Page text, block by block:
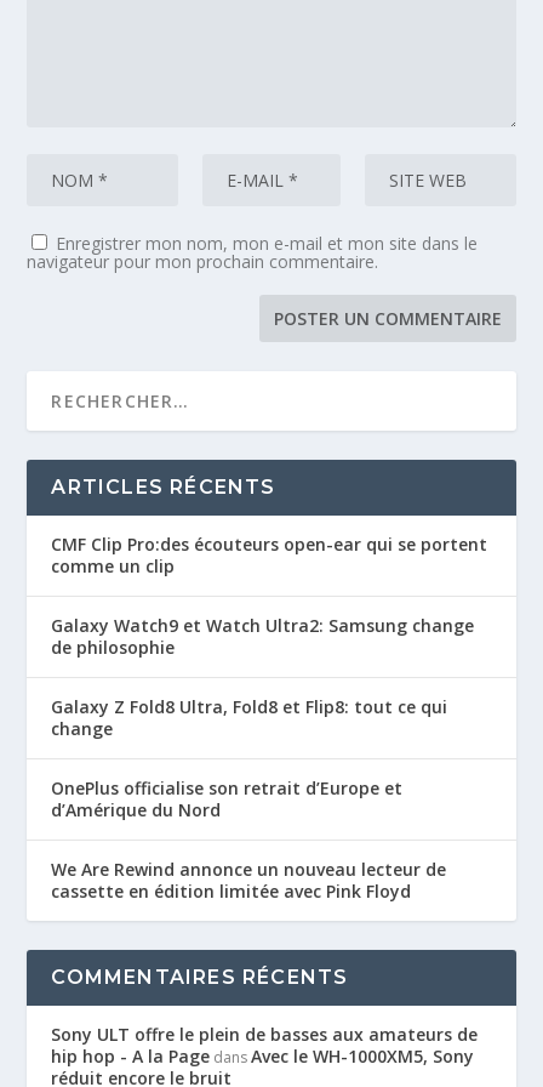
Enregistrer mon nom, mon e-mail et mon site dans le
navigateur pour mon prochain commentaire.
ARTICLES RÉCENTS
CMF Clip Pro:des écouteurs open-ear qui se portent
comme un clip
Galaxy Watch9 et Watch Ultra2: Samsung change
de philosophie
Galaxy Z Fold8 Ultra, Fold8 et Flip8: tout ce qui
change
OnePlus officialise son retrait d’Europe et
d’Amérique du Nord
We Are Rewind annonce un nouveau lecteur de
cassette en édition limitée avec Pink Floyd
COMMENTAIRES RÉCENTS
Sony ULT offre le plein de basses aux amateurs de
hip hop - A la Page dansAvec le WH-1000XM5, Sony
réduit encore le bruit